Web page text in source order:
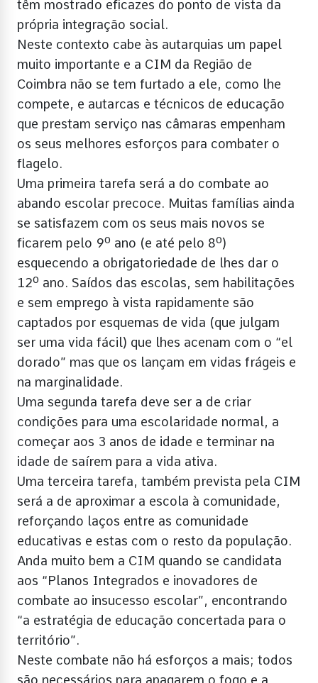
têm mostrado eficazes do ponto de vista da
própria integração social.
Neste contexto cabe às autarquias um papel
muito importante e a CIM da Região de
Coimbra não se tem furtado a ele, como lhe
compete, e autarcas e técnicos de educação
que prestam serviço nas câmaras empenham
os seus melhores esforços para combater o
flagelo.
Uma primeira tarefa será a do combate ao
abando escolar precoce. Muitas famílias ainda
se satisfazem com os seus mais novos se
ficarem pelo 9º ano (e até pelo 8º)
esquecendo a obrigatoriedade de lhes dar o
12º ano. Saídos das escolas, sem habilitações
e sem emprego à vista rapidamente são
captados por esquemas de vida (que julgam
ser uma vida fácil) que lhes acenam com o “el
dorado” mas que os lançam em vidas frágeis e
na marginalidade.
Uma segunda tarefa deve ser a de criar
condições para uma escolaridade normal, a
começar aos 3 anos de idade e terminar na
idade de saírem para a vida ativa.
Uma terceira tarefa, também prevista pela CIM
será a de aproximar a escola à comunidade,
reforçando laços entre as comunidade
educativas e estas com o resto da população.
Anda muito bem a CIM quando se candidata
aos “Planos Integrados e inovadores de
combate ao insucesso escolar”, encontrando
“a estratégia de educação concertada para o
território”.
Neste combate não há esforços a mais; todos
são necessários para apagarem o fogo e a